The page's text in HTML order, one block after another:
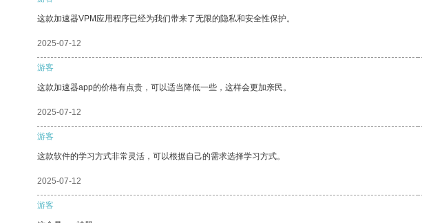
这款加速器VPM应用程序已经为我们带来了无限的隐私和安全性保护。
2025-07-12
游客
这款加速器app的价格有点贵，可以适当降低一些，这样会更加亲民。
2025-07-12
游客
这款软件的学习方式非常灵活，可以根据自己的需求选择学习方式。
2025-07-12
游客